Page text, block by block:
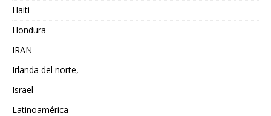
Haiti
Hondura
IRAN
Irlanda del norte,
Israel
Latinoamérica